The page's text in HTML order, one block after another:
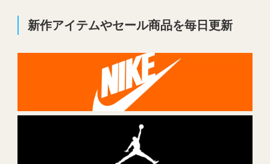
新作アイテムやセール商品を毎日更新